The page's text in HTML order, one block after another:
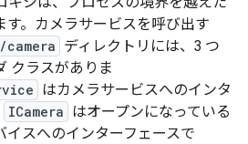
す。カメラサービスを呼び出す
ディレクトリには、3 つ
クラスがありま
はカメラサービスへのインタ
ICamera はオープンになっている
イスへのインターフェースで